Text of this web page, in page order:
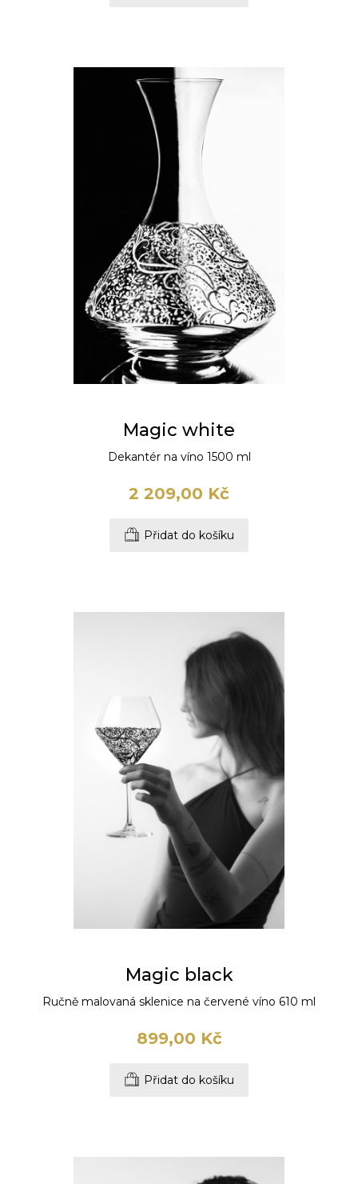
Magic white
Dekantér na víno 1500 ml
2 209,00 Kč
Přidat do košíku
Magic black
Ručně malovaná sklenice na červené víno 610 ml
899,00 Kč
Přidat do košíku